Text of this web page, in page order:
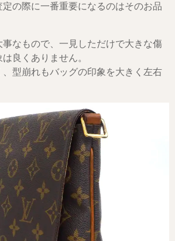
の際に一番重要になるのはそのお品
なもので、一見しただけで大きな傷
良くありません。
型崩れもバッグの印象を大きく左右